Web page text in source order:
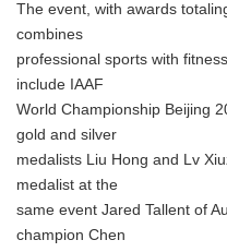
The event, with awards
combines
professional sports with
include IAAF
World Championship Beijing
gold and silver
medalists Liu Hong and Lv
medalist at the
same event Jared Tallent of
champion Chen